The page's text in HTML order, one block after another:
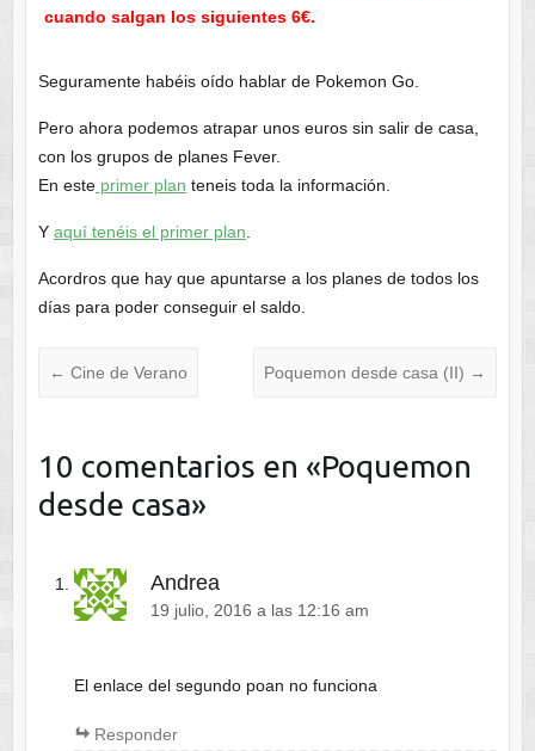
cuando salgan los siguientes 6€.
Seguramente habéis oído hablar de Pokemon Go.
Pero ahora podemos atrapar unos euros sin salir de casa,
con los grupos de planes Fever.
En esteprimer plan teneis toda la información.
Y aquí tenéis el primer plan
Acordros que hay que apuntarse a los planes de todos los
días para poder conseguir el saldo.
← Cine de Verano Poquemon desde casa (II) →
10 comentarios en «Poquemon
desde casa»
Andrea
19 julio, 2016 a las 12:16 am
El enlace del segundo poan no funciona
Responder